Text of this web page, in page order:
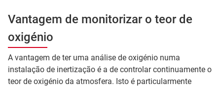
Vantagem de monitorizar o teor de
oxigénio
A vantagem de ter uma análise de oxigénio numa
instalação de inertização é a de controlar continuamente o
teor de oxigénio da atmosfera. Isto é particularmente